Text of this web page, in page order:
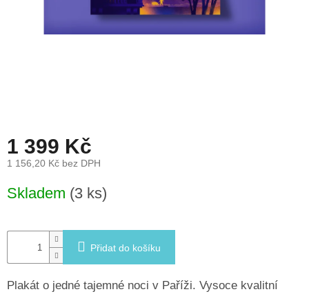
1 399 Kč
1 156,20 Kč bez DPH
cena:
Skladem (3 ks)
Přidat do košíku
Plakát o jedné tajemné noci v Paříži. Vysoce kvalitní